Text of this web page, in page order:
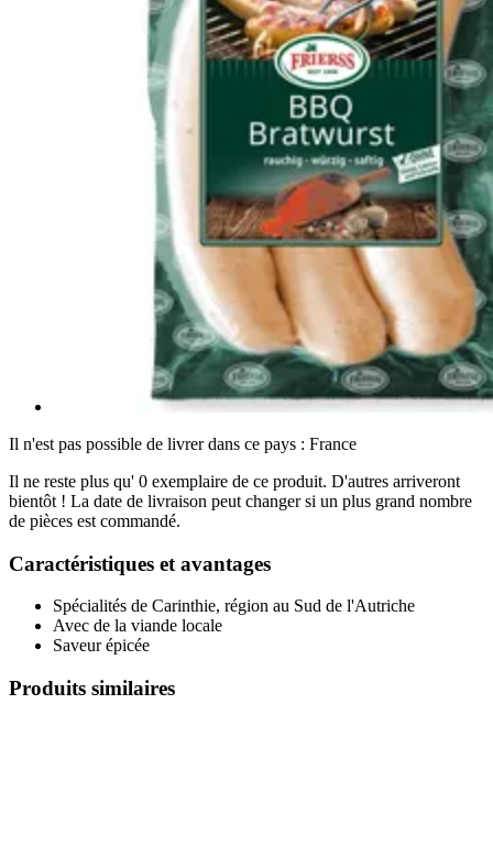
Il n'est pas possible de livrer dans ce pays : France
Il ne reste plus qu' 0 exemplaire de ce produit. D'autres arriveront
bientôt ! La date de livraison peut changer si un plus grand nombre
de pièces est commandé.
Caractéristiques et avantages
Spécialités de Carinthie, région au Sud de l'Autriche
Avec de la viande locale
Saveur épicée
Produits similaires